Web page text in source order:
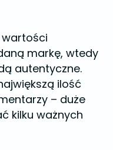
wartości
markę, wtedy
autentyczne.
ilość
– duże
kilku ważnych